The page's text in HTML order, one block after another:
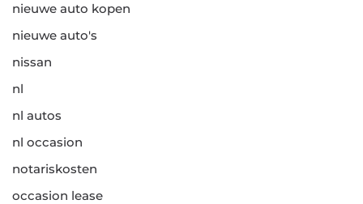
nieuwe auto kopen
nieuwe auto's
nissan
nl
nl autos
nl occasion
notariskosten
occasion lease